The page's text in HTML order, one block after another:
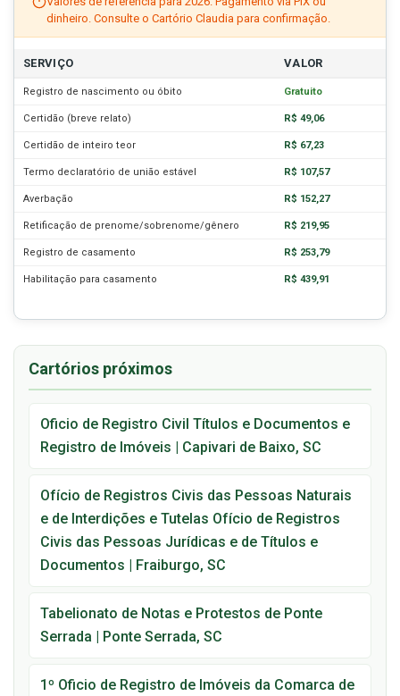
dinheiro. Consulte o Cartório Claudia para confirmação.
SERVIÇO VALOR
Registro de nascimento ou óbito Gratuito
Certidão (breve relato) R$ 49,06
Certidão de inteiro teor R$ 67,23
Termo declaratório de união estável R$ 107,57
Averbação R$ 152,27
Retificação de prenome/sobrenome/gênero R$ 219,95
Registro de casamento R$ 253,79
Habilitação para casamento R$ 439,91
Cartórios próximos
Oficio de Registro Civil Títulos e Documentos e
Registro de Imóveis | Capivari de Baixo, SC
Ofício de Registros Civis das Pessoas Naturais
e de Interdições e Tutelas Ofício de Registros
Civis das Pessoas Jurídicas e de Títulos e
Documentos | Fraiburgo, SC
Tabelionato de Notas e Protestos de Ponte
Serrada | Ponte Serrada, SC
1º Oficio de Registro de Imóveis da Comarca de